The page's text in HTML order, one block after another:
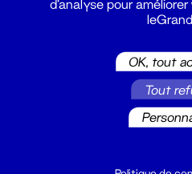
d'analyse pour
OK, tout
Tout